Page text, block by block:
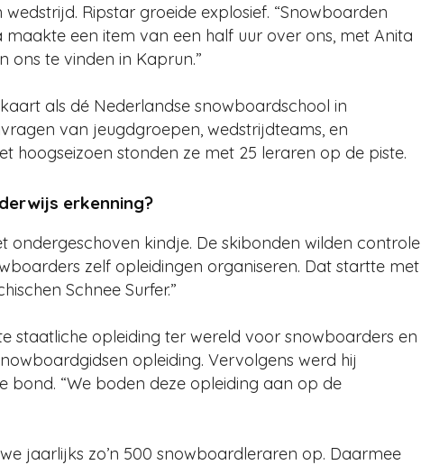
Ripstar groeide explosief. “Snowboarden
een item van een half uur over ons, met Anita
ons te vinden in Kaprun.”
als dé Nederlandse snowboardschool in
van jeugdgroepen, wedstrijdteams, en
hoogseizoen stonden ze met 25 leraren op de piste.
erkenning?
ondergeschoven kindje. De skibonden wilden controle
zelf opleidingen organiseren. Dat startte met
Schnee Surfer.”
staatliche opleiding ter wereld voor snowboarders en
opleiding. Vervolgens werd hij
bond. “We boden deze opleiding aan op de
jaarlijks zo’n 500 snowboardleraren op. Daarmee